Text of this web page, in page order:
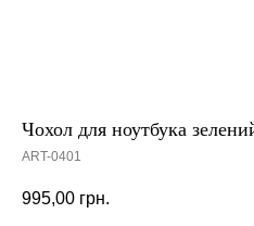
Чохол для ноутбука
ART-0401
995,00 грн.